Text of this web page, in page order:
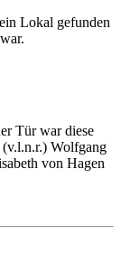
Lokal gefunden
Tür war diese
(v.l.n.r.) Wolfgang
von Hagen